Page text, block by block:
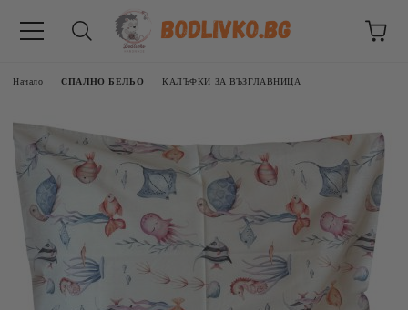
Начало СПАЛНО БЕЛЬО КАЛЪФКИ ЗА ВЪЗГЛАВНИЦА